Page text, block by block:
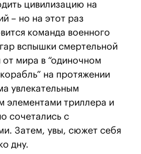
цивилизацию на
– но на этот раз
команда военного
вспышки смертельной
мира в “одиночном
на протяжении
увлекательным
элементами триллера и
сочетались с
Затем, увы, сюжет себя
дну.